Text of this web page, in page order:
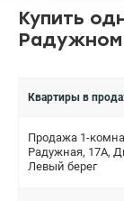
Купить
Радужном
Квартиры в
Продажа 1-
Радужная, 17А,
Левый берег